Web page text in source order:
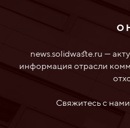
О
news.solidwaste.ru —
информация отрасли
Свяжитесь с